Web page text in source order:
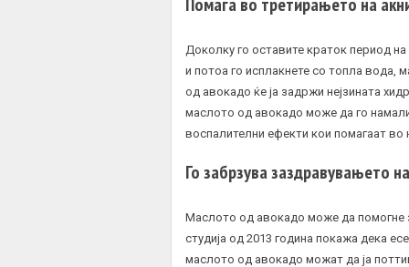
Доколку го оставите краток период
и потоа го исплакнете со топла вода,
од авокадо ќе ја задржи нејзината
маслото од авокадо може да го
воспалителни ефекти кои помагаат
Го забрзува заздравувањето
Маслото од авокадо може да помогне
студија од 2013 година покажа дека
маслото од авокадо можат да ја